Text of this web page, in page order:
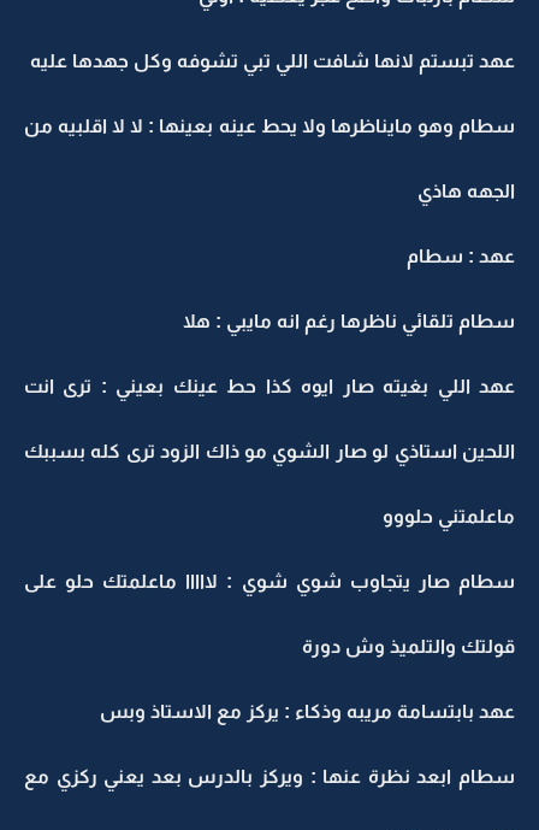
عهد تبستم لانها شافت اللي تبي تشوفه وكل جهدها عليه
سطام وهو مايناظرها ولا يحط عينه بعينها : لا لا اقلبيه من
الجهه هاذي
عهد : سطام
سطام تلقائي ناظرها رغم انه مايبي : هلا
عهد اللي بغيته صار ايوه كذا حط عينك بعيني : ترى انت
اللحين استاذي لو صار الشوي مو ذاك الزود ترى كله بسببك
ماعلمتني حلووو
سطام صار يتجاوب شوي شوي : لااااا ماعلمتك حلو على
قولتك والتلميذ وش دورة
عهد بابتسامة مريبه وذكاء : يركز مع الاستاذ وبس
سطام ابعد نظرة عنها : ويركز بالدرس بعد يعني ركزي مع